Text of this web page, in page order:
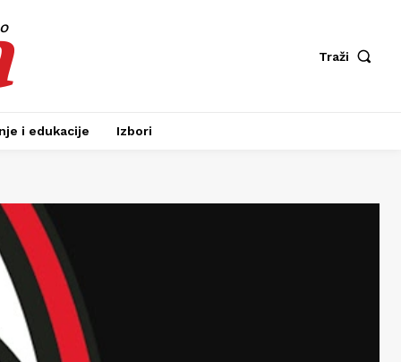
Traži
i edukacije Izbori